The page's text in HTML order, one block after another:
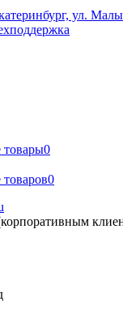
ул.
товары0
0